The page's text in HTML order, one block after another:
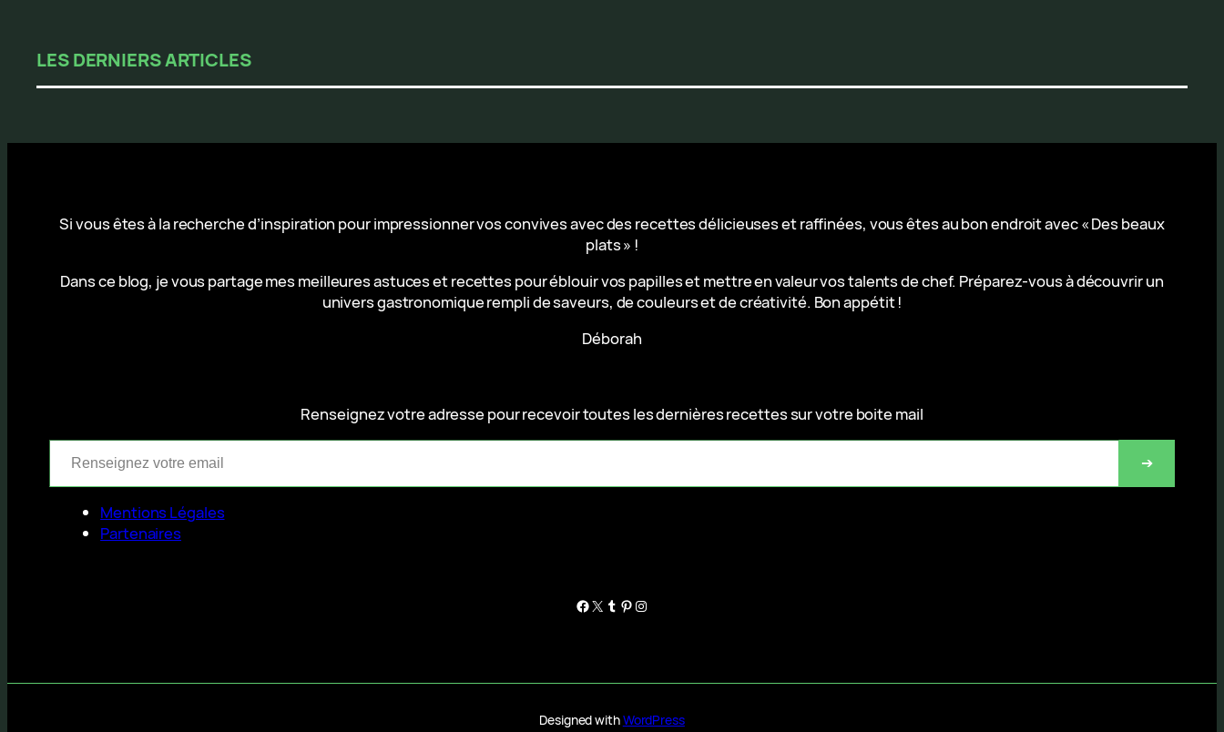
LES DERNIERS ARTICLES
Si vous êtes à la recherche d’inspiration pour impressionner vos convives avec des recettes délicieuses et raffinées, vous êtes au bon endroit avec « Des beaux
plats » !
Dans ce blog, je vous partage mes meilleures astuces et recettes pour éblouir vos papilles et mettre en valeur vos talents de chef. Préparez-vous à découvrir un
univers gastronomique rempli de saveurs, de couleurs et de créativité. Bon appétit !
Déborah
Renseignez votre adresse pour recevoir toutes les dernières recettes sur votre boite mail
Renseignez votre email
➔
Mentions Légales
Partenaires
Facebook
X Tumblr
Pinterest
Instagram
Designed withWordPress